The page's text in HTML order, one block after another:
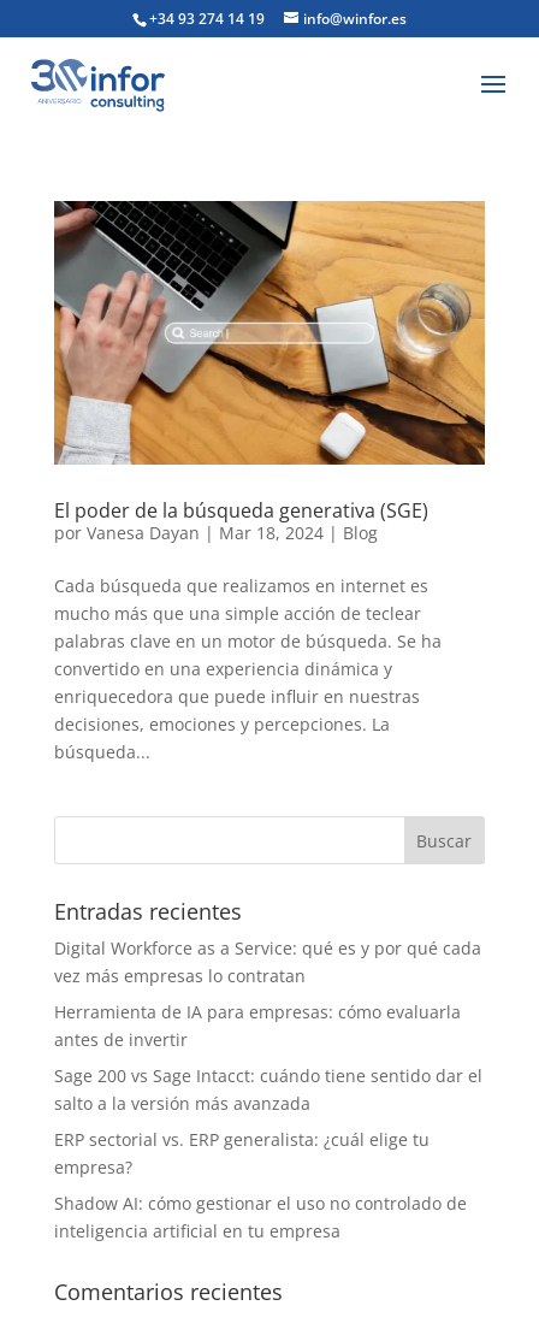
+34 93 274 14 19 info@winfor.es
El poder de la búsqueda generativa (SGE)
por Vanesa Dayan | Mar 18, 2024| Blog
Cada búsqueda que realizamos en internet es
mucho más que una simple acción de teclear
palabras clave en un motor de búsqueda. Se ha
convertido en una experiencia dinámica y
enriquecedora que puede influir en nuestras
decisiones, emociones y percepciones. La
búsqueda...
Entradas recientes
Digital Workforce as a Service: qué es y por qué cada
vez más empresas lo contratan
Herramienta de IA para empresas: cómo evaluarla
antes de invertir
Sage 200 vs Sage Intacct: cuándo tiene sentido dar el
salto a la versión más avanzada
ERP sectorial vs. ERP generalista: ¿cuál elige tu
empresa?
Shadow AI: cómo gestionar el uso no controlado de
inteligencia artificial en tu empresa
Comentarios recientes